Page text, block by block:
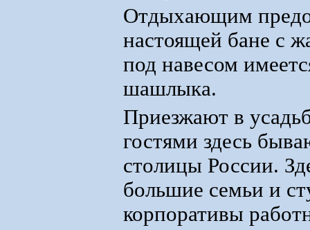
Отдыхающим
настоящей бане с
под навесом
шашлыка.
Приезжают в
гостями здесь
столицы России.
большие семьи и
корпоративы